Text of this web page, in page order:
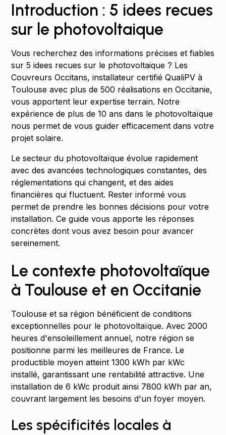
Introduction : 5 idees recues
sur le photovoltaique
Vous recherchez des informations précises et fiables
sur 5 idees recues sur le photovoltaique ? Les
Couvreurs Occitans, installateur certifié QualiPV à
Toulouse avec plus de 500 réalisations en Occitanie,
vous apportent leur expertise terrain. Notre
expérience de plus de 10 ans dans le photovoltaïque
nous permet de vous guider efficacement dans votre
projet solaire.
Le secteur du photovoltaïque évolue rapidement
avec des avancées technologiques constantes, des
réglementations qui changent, et des aides
financières qui fluctuent. Rester informé vous
permet de prendre les bonnes décisions pour votre
installation. Ce guide vous apporte les réponses
concrètes dont vous avez besoin pour avancer
sereinement.
Le contexte photovoltaïque
à Toulouse et en Occitanie
Toulouse et sa région bénéficient de conditions
exceptionnelles pour le photovoltaïque. Avec 2000
heures d'ensoleillement annuel, notre région se
positionne parmi les meilleures de France. Le
productible moyen atteint 1300 kWh par kWc
installé, garantissant une rentabilité attractive. Une
installation de 6 kWc produit ainsi 7800 kWh par an,
couvrant largement les besoins d'un foyer moyen.
Les spécificités locales à